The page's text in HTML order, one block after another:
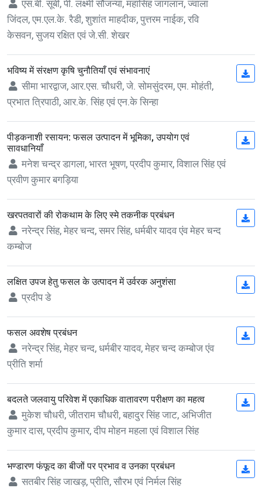
एस.बी. सूबी, पी. लक्ष्मी सौजन्या, महासिंह जागलान, ज्वाला
जिंदल, एम.एल.के. रैडी, शुशांत माहदीक, पुत्तरम नाईक, रवि
केसवन, सुजय रक्षित एवं जे.सी. शेखर
भविष्य में संरक्षण कृषि चुनौतियाँ एवं संभावनाएं
सीमा भारद्वाज, आर.एस. चौधरी, जे. सोमसुंदरम, एम. मोहंती,
प्रभात त्रिपाठी, आर.के. सिंह एवं एन.के सिन्हा
पीड़कनाशी रसायन: फसल उत्पादन में भूमिका, उपयोग एवं
सावधानियाँ
मनेश चन्द्र डागला, भारत भूषण, प्रदीप कुमार, विशाल सिंह एवं
प्रवीण कुमार बगड़िया
खरपतवारों की रोकथाम के लिए स्मे तकनीक प्रबंधन
नरेन्द्र सिंह, मेहर चन्द, समर सिंह, धर्मबीर यादव एंव मेहर चन्द
कम्बोज
लक्षित उपज हेतु फसल के उत्पादन में उर्वरक अनुशंसा
प्रदीप डे
फसल अवशेष प्रबंधन
नरेन्द्र सिंह, मेहर चन्द, धर्मबीर यादव, मेहर चन्द कम्बोज एंव
प्रीति शर्मा
बदलते जलवायु परिवेश में एकाधिक वातावरण परीक्षण का महत्व
मुकेश चौधरी, जीतराम चौधरी, बहादुर सिंह जाट, अभिजीत
कुमार दास, प्रदीप कुमार, दीप मोहन महला एवं विशाल सिंह
भण्डारण फंफूद का बीजों पर प्रभाव व उनका प्रबंधन
सतबीर सिंह जाखड़, प्रीति, सौरभ एवं निर्मल सिंह